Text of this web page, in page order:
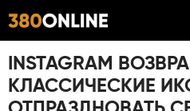
INSTAGRAM
КЛАССИЧЕСКИЕ